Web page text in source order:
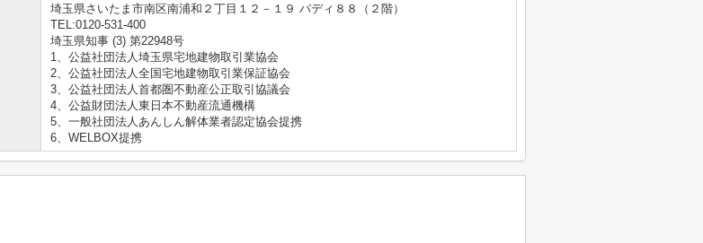
埼玉県さいたま市南区南浦和２丁目１２－１９ バディ８８（２階）
TEL:0120-531-400
埼玉県知事 (3) 第22948号
1、公益社団法人埼玉県宅地建物取引業協会
2、公益社団法人全国宅地建物取引業保証協会
3、公益社団法人首都圏不動産公正取引協議会
4、公益財団法人東日本不動産流通機構
5、一般社団法人あんしん解体業者認定協会提携
6、WELBOX提携